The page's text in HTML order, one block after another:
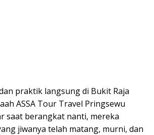
praktik langsung di Bukit Raja
ASSA Tour Travel Pringsewu
saat berangkat nanti, mereka
jiwanya telah matang, murni, dan